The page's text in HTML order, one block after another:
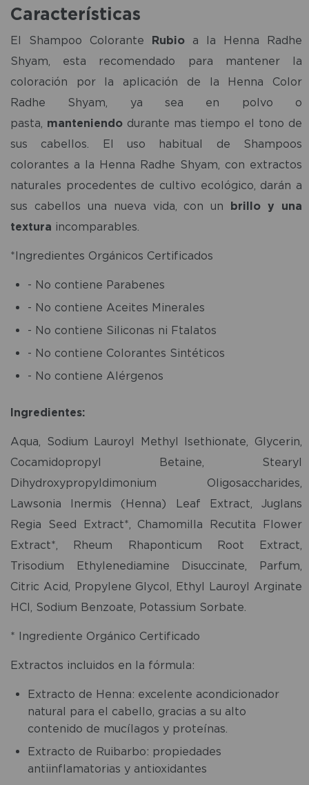
Características
El Shampoo Colorante Rubio a la Henna Radhe
Shyam, esta recomendado para mantener la
coloración por la aplicación de la Henna Color
Radhe Shyam, ya sea en polvo o
pasta, manteniendodurante mas tiempo el tono de
sus cabellos. El uso habitual de Shampoos
colorantes a la Henna Radhe Shyam, con extractos
naturales procedentes de cultivo ecológico, darán a
sus cabellos una nueva vida, con un brillo y una
textura incomparables.
*Ingredientes Orgánicos Certificados
- No contiene Parabenes
- No contiene Aceites Minerales
- No contiene Siliconas ni Ftalatos
- No contiene Colorantes Sintéticos
- No contiene Alérgenos
Ingredientes:
Aqua, Sodium Lauroyl Methyl Isethionate, Glycerin,
Cocamidopropyl Betaine, Stearyl
Dihydroxypropyldimonium Oligosaccharides,
Lawsonia Inermis (Henna) Leaf Extract, Juglans
Regia Seed Extract*, Chamomilla Recutita Flower
Extract*, Rheum Rhaponticum Root Extract,
Trisodium Ethylenediamine Disuccinate, Parfum,
Citric Acid, Propylene Glycol, Ethyl Lauroyl Arginate
HCl, Sodium Benzoate, Potassium Sorbate.
* Ingrediente Orgánico Certificado
Extractos incluidos en la fórmula:
Extracto de Henna: excelente acondicionador
natural para el cabello, gracias a su alto
contenido de mucílagos y proteínas.
Extracto de Ruibarbo: propiedades
antiinflamatorias y antioxidantes